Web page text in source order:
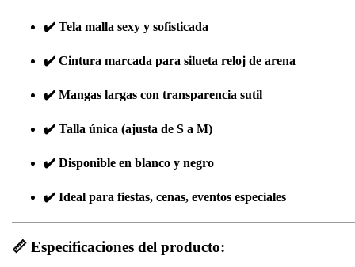
✔️ Tela malla sexy y sofisticada
✔️ Cintura marcada para silueta reloj de arena
✔️ Mangas largas con transparencia sutil
✔️ Talla única (ajusta de S a M)
✔️ Disponible en blanco y negro
✔️ Ideal para fiestas, cenas, eventos especiales
📏 Especificaciones del producto: